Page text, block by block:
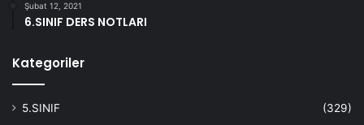
Şubat 12, 2021
6.SINIF DERS NOTLARI
Kategoriler
5.SINIF
(329)